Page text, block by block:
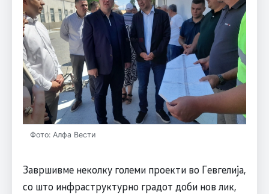
Фото: Алфа Вести
Завршивме неколку големи проекти во Гевгелија,
со што инфраструктурно градот доби нов лик,